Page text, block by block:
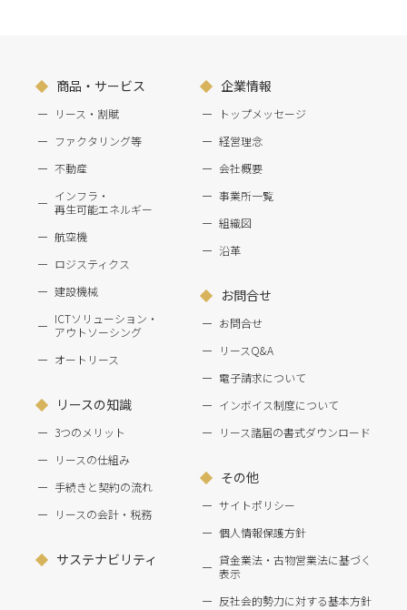
商品・サービス
リース・割賦
ファクタリング等
不動産
インフラ・
再生可能エネルギー
航空機
ロジスティクス
建設機械
ICTソリューション・
アウトソーシング
オートリース
リースの知識
3つのメリット
リースの仕組み
手続きと契約の流れ
リースの会計・税務
サステナビリティ
企業情報
トップメッセージ
経営理念
会社概要
事業所一覧
組織図
沿革
お問合せ
お問合せ
リースQ&A
電子請求について
インボイス制度について
リース諸届の書式ダウンロード
その他
サイトポリシー
個人情報保護方針
貸金業法・古物営業法に基づく
表示
反社会的勢力に対する基本方針